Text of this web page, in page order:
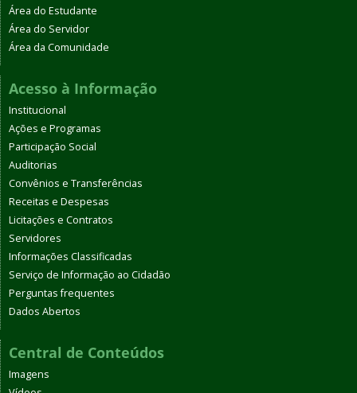
Área do Estudante
Área do Servidor
Área da Comunidade
Acesso à Informação
Institucional
Ações e Programas
Participação Social
Auditorias
Convênios e Transferências
Receitas e Despesas
Licitações e Contratos
Servidores
Informações Classificadas
Serviço de Informação ao Cidadão
Perguntas frequentes
Dados Abertos
Central de Conteúdos
Imagens